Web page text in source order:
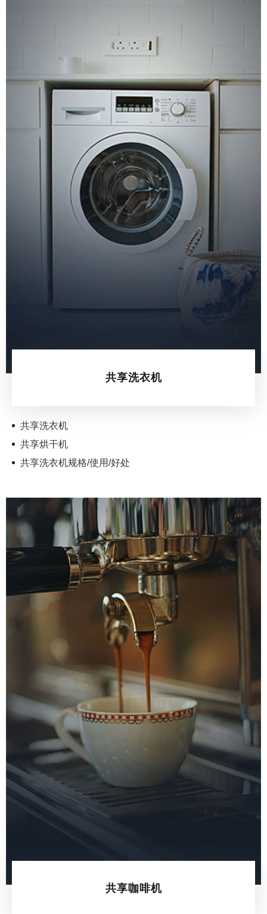
共享洗衣机
共享洗衣机
共享烘干机
共享洗衣机规格/使用/好处
共享咖啡机